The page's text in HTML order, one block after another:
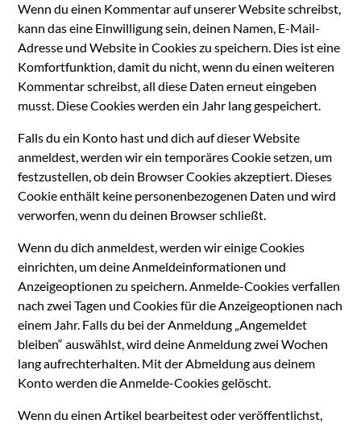
Wenn du einen Kommentar auf unserer Website schreibst,
kann das eine Einwilligung sein, deinen Namen, E-Mail-
Adresse und Website in Cookies zu speichern. Dies ist eine
Komfortfunktion, damit du nicht, wenn du einen weiteren
Kommentar schreibst, all diese Daten erneut eingeben
musst. Diese Cookies werden ein Jahr lang gespeichert.
Falls du ein Konto hast und dich auf dieser Website
anmeldest, werden wir ein temporäres Cookie setzen, um
festzustellen, ob dein Browser Cookies akzeptiert. Dieses
Cookie enthält keine personenbezogenen Daten und wird
verworfen, wenn du deinen Browser schließt.
Wenn du dich anmeldest, werden wir einige Cookies
einrichten, um deine Anmeldeinformationen und
Anzeigeoptionen zu speichern. Anmelde-Cookies verfallen
nach zwei Tagen und Cookies für die Anzeigeoptionen nach
einem Jahr. Falls du bei der Anmeldung „Angemeldet
bleiben“ auswählst, wird deine Anmeldung zwei Wochen
lang aufrechterhalten. Mit der Abmeldung aus deinem
Konto werden die Anmelde-Cookies gelöscht.
Wenn du einen Artikel bearbeitest oder veröffentlichst,